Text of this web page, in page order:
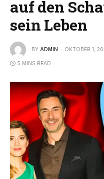
auf den
sein Leben
BY ADMIN OKTOBER 1,
5 MINS READ